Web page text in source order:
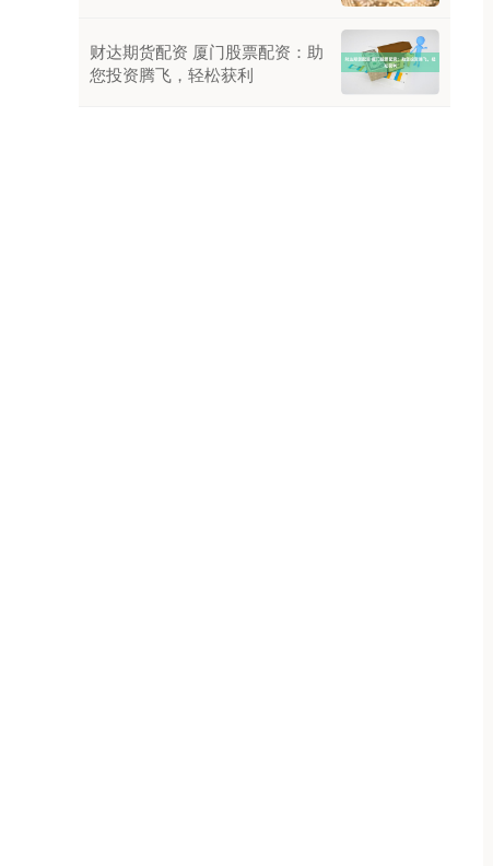
财达期货配资 厦门股票配资：助
您投资腾飞，轻松获利